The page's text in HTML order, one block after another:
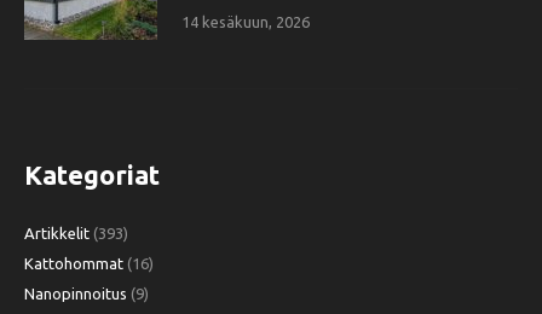
14 kesäkuun, 2026
Kategoriat
Artikkelit (393)
Kattohommat (16)
Nanopinnoitus (9)